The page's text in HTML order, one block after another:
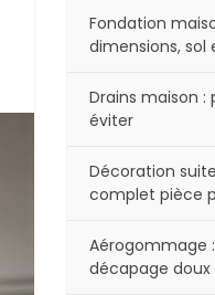
Fondation
dimensions, sol
Drains maison :
éviter
Décoration
complet pièce
Aérogommage
décapage